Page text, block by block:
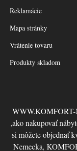
Reklamácie
Mapa stránky
Vrátenie tovaru
Produkty skladom
,ako nakupovať
si môžete objednať
Nemecka,